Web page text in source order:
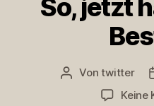
So, jetzt
Beitragsautor
Vontwitter
Keine